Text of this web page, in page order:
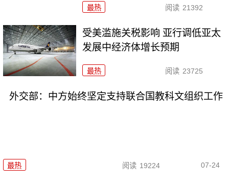
最热 阅读 21392
受美滥施关税影响 亚行调低亚太
发展中经济体增长预期
最热 阅读 23725
外交部：中方始终坚定支持联合国教科文组织工作
最热 阅读 19224 07-24